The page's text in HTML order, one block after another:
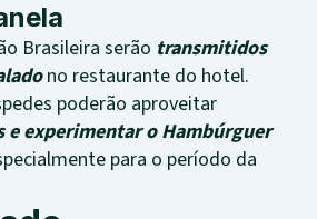
Brasileira serão transmitidos
no restaurante do hotel.
poderão aproveitar
e experimentar o Hambúrguer
para o período da